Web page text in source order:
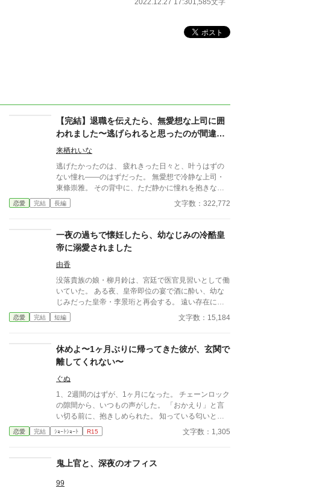
2022.12.27 17:301,585文字
【完結】退職を伝えたら、無愛想な上司に囲
われました〜逃げられると思ったのが間違い
でした〜
来栖れいな
逃げたかったのは、 疲れきった日々と、叶うはずの
ない憧れ――のはずだった。 無愛想で冷静な上司・
東條崇雅。 その背中に、ただ静かに憧れを抱きなが
ら、 仕事の重圧と、自分の想いの行き場に限界を感
じて、私は退職を申し出た。 けれど―― そこから、
負担を減らされ、 静かに、けれど確実に囲い込まれ
ていく私。 「辞めるのは認めない」 そんな言葉すら
ないのに、 無言の圧力と、不器用な優しさが、私を
縛りつけていく。 これは愛？ それともただの執着？
じれじれと、甘く、不器用に。 二人の距離は、静か
に、でも確かに近づいていく――。 無愛想な上司
に、心ごと囲い込まれる、じれじれ溺愛・執着オフィ
スラブ。 ※この物語はフィクションです。 登場する
人物・団体・名称・出来事などはすべて架空であり、
恋愛 完結 長編 文字数：322,772
一夜の過ちで懐妊したら、幼なじみの冷酷皇
帝に溺愛されました
由香
没落貴族の娘・柳月鈴は、宮廷で医官見習いとして働
いていた。 ある夜、皇帝即位の宴で酒に酔い、幼な
じみだった皇帝・李景珩と再会する。 遠い存在にな
ったはずの彼。 けれど、その夜をきっかけに月鈴の
運命は大きく動き出す。 冷酷と恐れられる皇帝が、
恋愛 完結 短編 文字数：15,184
休めよ〜1ヶ月ぶりに帰ってきた彼が、玄関で
離してくれない〜
ぐぬ
1、2週間のはずが、1ヶ月になった。 チェーンロック
の隙間から、いつもの声がした。 「おかえり」と言
い切る前に、抱きしめられた。 知っている匂いと、
知らない匂いが混じっていた。
恋愛 完結 ｼｮｰﾄｼｮｰﾄ R15 文字数：1,305
鬼上官と、深夜のオフィス
99